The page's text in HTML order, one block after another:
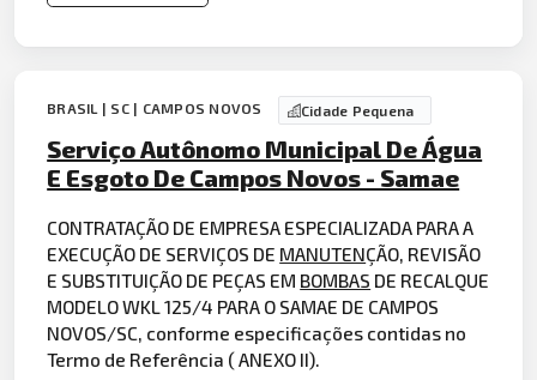
BRASIL | SC | CAMPOS NOVOS Cidade Pequena
Serviço Autônomo Municipal De Água
E Esgoto De Campos Novos - Samae
CONTRATAÇÃO DE EMPRESA ESPECIALIZADA PARA A
EXECUÇÃO DE SERVIÇOS DE MANUTENÇÃO, REVISÃO
E SUBSTITUIÇÃO DE PEÇAS EM BOMBAS DE RECALQUE
MODELO WKL 125/4 PARA O SAMAE DE CAMPOS
NOVOS/SC, conforme especificações contidas no
Termo de Referência ( ANEXO II).